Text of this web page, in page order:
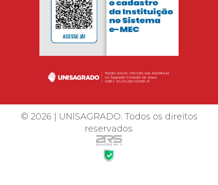
© 2026 | UNISAGRADO. Todos os direitos
reservados.